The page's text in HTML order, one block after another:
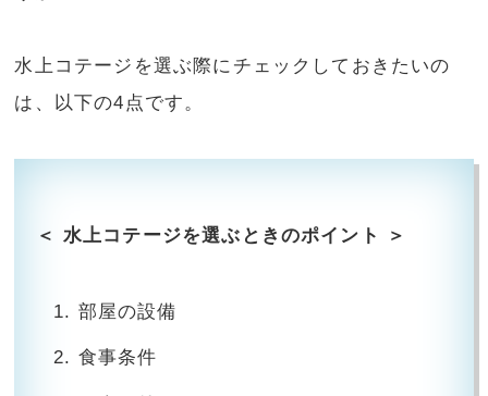
水上コテージを選ぶ際にチェックしておきたいの
は、以下の4点です。
＜ 水上コテージを選ぶときのポイント ＞
部屋の設備
食事条件